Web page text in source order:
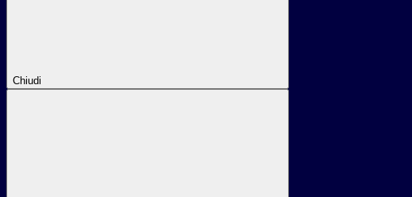
Chiudi